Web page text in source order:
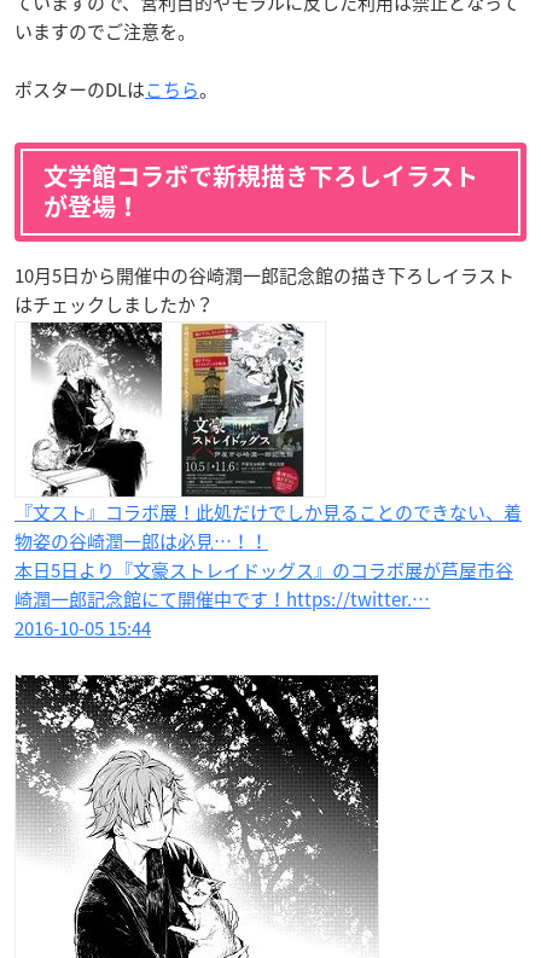
いますのでご注意を。
ポスターのDLはこちら。
文学館コラボで新規描き下ろしイラスト
が登場！
10月5日から開催中の谷崎潤一郎記念館の描き下ろしイラスト
はチェックしましたか？
『文スト』コラボ展！此処だけでしか見ることのできない、着
物姿の谷崎潤一郎は必見…！！
本日5日より『文豪ストレイドッグス』のコラボ展が芦屋市谷
崎潤一郎記念館にて開催中です！https://twitter.…
2016-10-05 15:44